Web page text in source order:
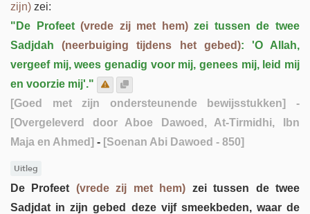
zijn) zei:
"De Profeet(vrede zij met hem)zei tussen de twee
Sadjdah(neerbuiging tijdens het gebed): 'O Allah,
vergeef mij, wees genadig voor mij, genees mij, leid mij
en voorzie mij'."
[Goed met zijn ondersteunende bewijsstukken]
-
[Overgeleverd door Aboe Dawoed, At-Tirmidhi, Ibn
Maja en Ahmed] - [Soenan Abi Dawoed - 850]
Uitleg
De Profeet (vrede zij met hem) zei tussen de twee
Sadjdat in zijn gebed deze vijf smeekbeden, waar de